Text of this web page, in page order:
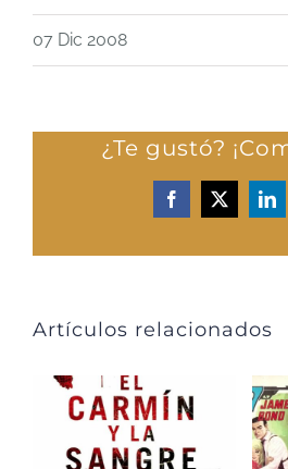
07 Dic 2008
¿Te gustó?
Facebook
X
Artículos relacionados